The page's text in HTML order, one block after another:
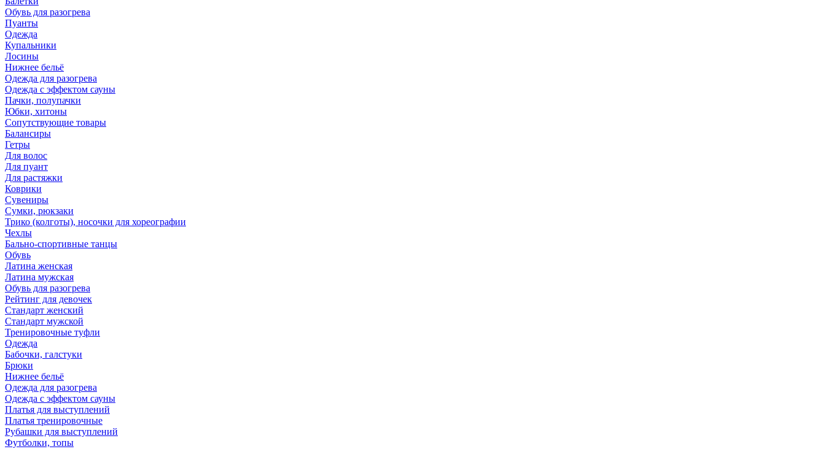
Обувь для разогрева
Пуанты
Одежда
Купальники
Лосины
Нижнее бельё
Одежда для разогрева
Одежда с эффектом сауны
Пачки, полупачки
Юбки, хитоны
Сопутствующие товары
Балансиры
Гетры
Для волос
Для пуант
Для растяжки
Коврики
Сувениры
Сумки, рюкзаки
Трико (колготы), носочки для хореографии
Чехлы
Бально-спортивные танцы
Обувь
Латина женская
Латина мужская
Обувь для разогрева
Рейтинг для девочек
Стандарт женский
Стандарт мужской
Тренировочные туфли
Одежда
Бабочки, галстуки
Брюки
Нижнее бельё
Одежда для разогрева
Одежда с эффектом сауны
Платья для выступлений
Платья тренировочные
Рубашки для выступлений
Футболки, топы